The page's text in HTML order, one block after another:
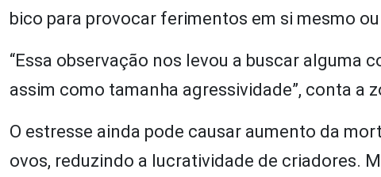
bico para provocar ferimentos em si mesmo
“Essa observação nos levou a buscar alguma
assim como tamanha agressividade”, conta a
O estresse ainda pode causar aumento da
ovos, reduzindo a lucratividade de criadores.